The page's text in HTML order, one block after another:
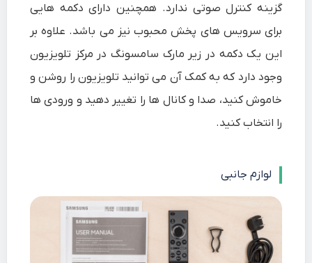
گزینه کنترل صوتی ندارد. همچنین دارای دکمه هایی
برای سرویس های پخش محبوب نیز می باشد. علاوه بر
این یک دکمه در زیر مارک سامسونگ در مرکز تلویزیون
وجود دارد که به کمک آن می توانید تلویزیون را روشن و
خاموش کنید، صدا و کانال ها را تغییر دهید و ورودی ها
را انتخاب کنید.
لوازم جانبی